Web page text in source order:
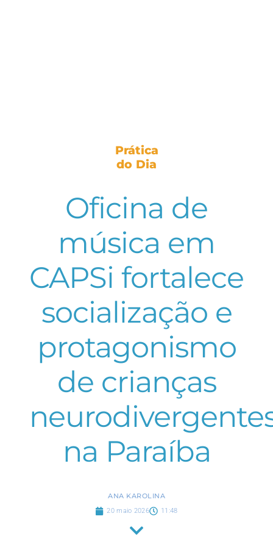
Prática
do Dia
Oficina de
música em
CAPSi fortalece
socialização e
protagonismo
de crianças
na Paraíba
ANA KAROLINA
20 maio 2026 11:48